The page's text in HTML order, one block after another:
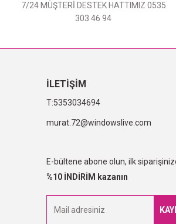
7/24 MÜŞTERİ DESTEK HATTIMIZ 0535
303 46 94
İLETİŞİM
5353034694
murat.72@windowslive.com
E-bültene abone olun, ilk
%10 İNDİRİM kazanın